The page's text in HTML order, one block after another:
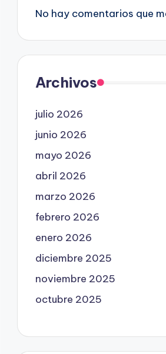
No hay comentarios que
Archivos
julio 2026
junio 2026
mayo 2026
abril 2026
marzo 2026
febrero 2026
enero 2026
diciembre 2025
noviembre 2025
octubre 2025